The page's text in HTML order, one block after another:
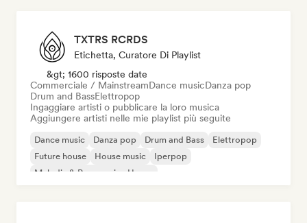
TXTRS RCRDS
Etichetta, Curatore Di Playlist
&gt; 1600 risposte date
Commerciale / MainstreamDance musicDanza pop
Drum and BassElettropop
Ingaggiare artisti o pubblicare la loro musica
Aggiungere artisti nelle mie playlist più seguite
Dance music Danza pop Drum and Bass
Elettropop
Future house
House music
Iperpop
Melodic & Progressive House